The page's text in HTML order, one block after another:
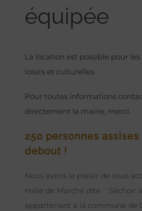
équipée
La location est possible pour
loisirs et culturelles.
Pour toutes informations
directement la mairie, merci.
250 personnes assises
debout !
Nous avons le plaisir de vous
Halle de Marché dite ¨ Séchoir
appartenant à la commune de